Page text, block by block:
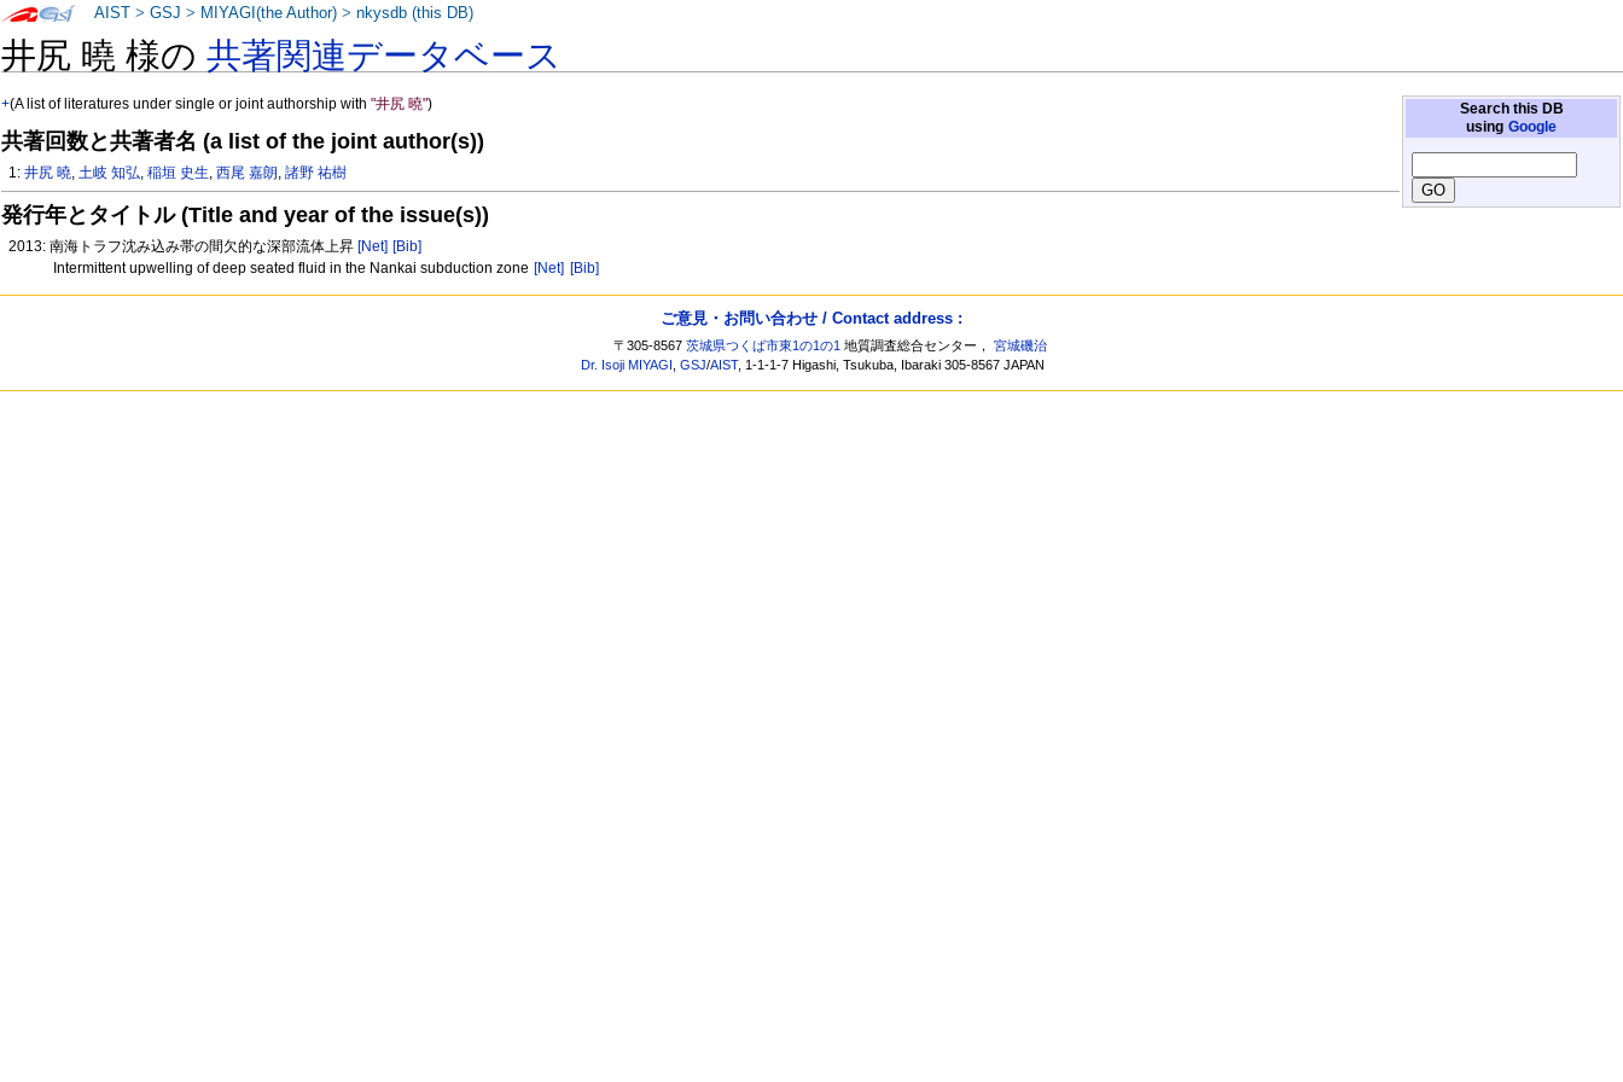
井尻 曉 様の共著関連データベース
Search this DB
using Google
+(A list of literatures under single or joint authorship with"井尻 曉")
共著回数と共著者名 (a list of the joint author(s))
1:井尻 曉,土岐 知弘,稲垣 史生,西尾 嘉朗,諸野 祐樹
発行年とタイトル (Title and year of the issue(s))
2013: 南海トラフ沈み込み帯の間欠的な深部流体上昇 [Net] [Bib]
Intermittent upwelling of deep seated fluid in the Nankai subduction zone [Net] [Bib]
AIST >GSJ > MIYAGI(the Author) >nkysdb (this DB)
ご意見・お問い合わせ / Contact address :
〒305-8567茨城県つくば市東1の1の1 地質調査総合センター，宮城磯治
Dr. Isoji MIYAGI ,GSJ/AIST, 1-1-1-7 Higashi, Tsukuba, Ibaraki 305-8567 JAPAN